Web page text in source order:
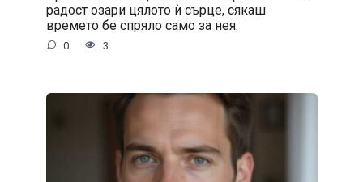
радост озари цялото ѝ сърце, сякаш
времето бе спряло само за нея.
0 3